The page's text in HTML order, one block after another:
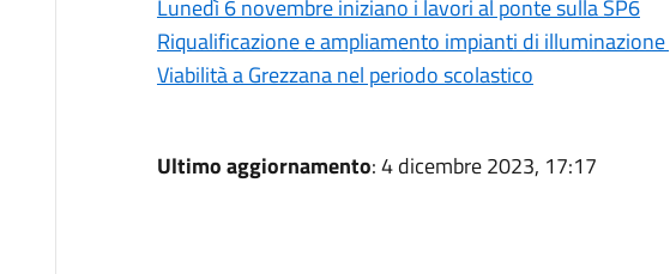
Lunedì 6 novembre iniziano i lavori al ponte sulla SP6
Riqualificazione e ampliamento impianti di illuminazione
Viabilità a Grezzana nel periodo scolastico
Ultimo aggiornamento: 4 dicembre 2023, 17:17